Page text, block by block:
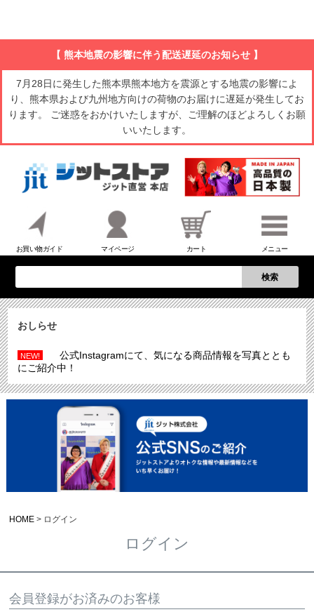
【 熊本地震の影響に伴う配送遅延のお知らせ 】
7月28日に発生した熊本県熊本地方を震源とする地震の影響によ
り、熊本県および九州地方向けの荷物のお届けに遅延が発生してお
ります。 ご迷惑をおかけいたしますが、ご理解のほどよろしくお願
いいたします。
お買い物ガイド マイページ カート メニュー
検索
おしらせ
NEW!
公式Instagramにて、気になる商品情報を写真ととも
にご紹介中！
HOME ログイン
ログイン
会員登録がお済みのお客様